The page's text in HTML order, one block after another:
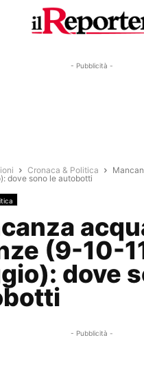
- Pubblicità -
Cronaca & Politica
dove sono le autobotti
(9-10-
dove
- Pubblicità -